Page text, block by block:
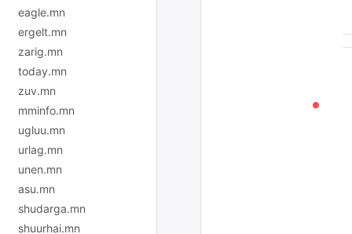
eagle.mn
ergelt.mn
zarig.mn
today.mn
zuv.mn
mminfo.mn
ugluu.mn
urlag.mn
unen.mn
asu.mn
shudarga.mn
shuurhai.mn